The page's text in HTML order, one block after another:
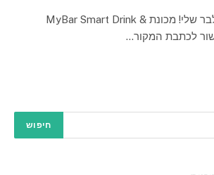
הדפסת תלת מימד לבר שלי! מכונת MyBar Smart Drink &